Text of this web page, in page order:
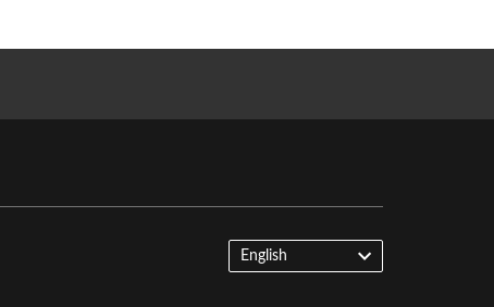
English